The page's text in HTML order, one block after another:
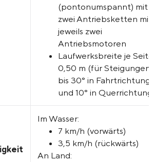
(pontonumspannt) mit
zwei Antriebsketten mit
jeweils zwei
Antriebsmotoren
Laufwerksbreite je Seite
0,50 m (für Steigungen
bis 30° in Fahrtrichtung
und 10° in
Im Wasser:
7 km/h (vorwärts)
3,5 km/h (rückwärts)
An Land: